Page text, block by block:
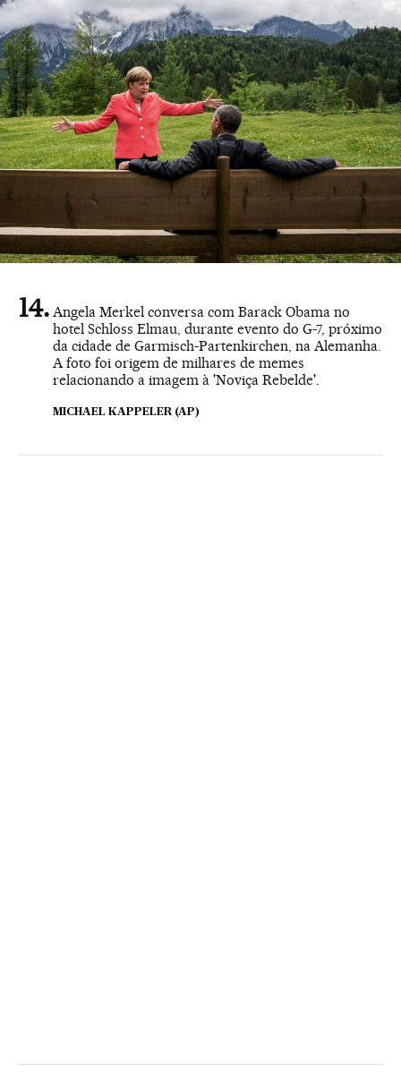
Angela Merkel conversa com Barack Obama no
hotel Schloss Elmau, durante evento do G-7, próximo
da cidade de Garmisch-Partenkirchen, na Alemanha.
A foto foi origem de milhares de memes
relacionando a imagem à 'Noviça Rebelde'.
MICHAEL KAPPELER (AP)